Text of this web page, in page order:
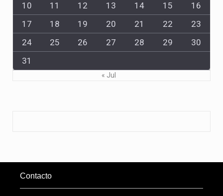
10
11 12 13 14 15
16
17
18 19 20 21 22
23
24
25 26 27 28 29
30
31
« Jul
Contacto